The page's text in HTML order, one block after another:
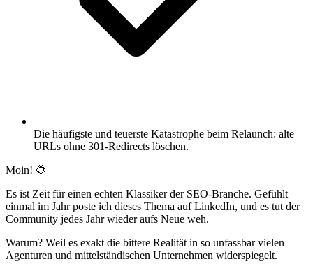
Die häufigste und teuerste Katastrophe beim Relaunch: alte
URLs ohne 301-Redirects löschen.
Moin! 🌻
Es ist Zeit für einen echten Klassiker der SEO-Branche. Gefühlt
einmal im Jahr poste ich dieses Thema auf LinkedIn, und es tut der
Community jedes Jahr wieder aufs Neue weh.
Warum? Weil es exakt die bittere Realität in so unfassbar vielen
Agenturen und mittelständischen Unternehmen widerspiegelt.